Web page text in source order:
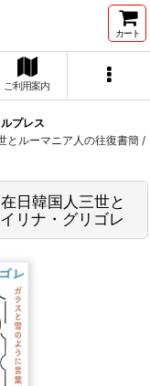
カート
ご利用案内
プレス
とルーマニア人の往復書簡 /
日韓国人三世と
リナ・グリゴレ